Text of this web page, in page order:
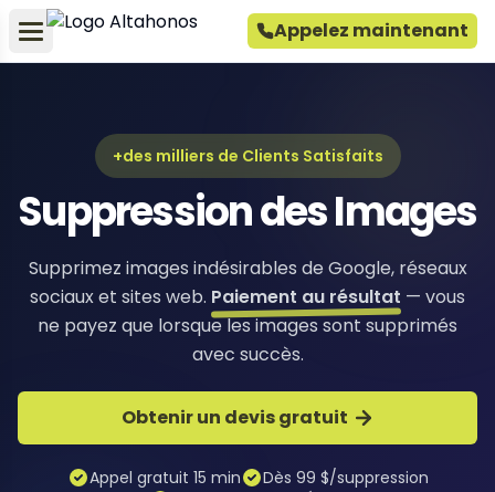
Appelez maintenant
+des milliers de Clients Satisfaits
Suppression des Images
Supprimez images indésirables de Google, réseaux
sociaux et sites web. Paiement au résultat — vous
ne payez que lorsque les images sont supprimés
avec succès.
Obtenir un devis gratuit
Appel gratuit 15 min
Dès 99 $/suppression